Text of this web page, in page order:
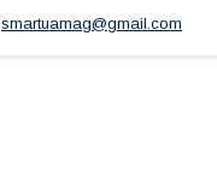
smartuamag@gmail.com